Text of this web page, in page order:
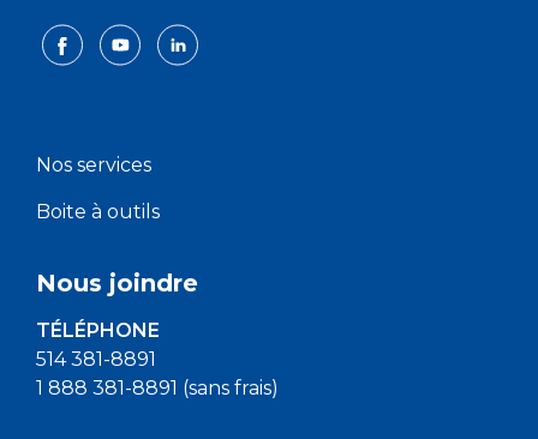
Nos services
Boite à outils
Nous joindre
TÉLÉPHONE
514 381-8891
1 888 381-8891 (sans frais)